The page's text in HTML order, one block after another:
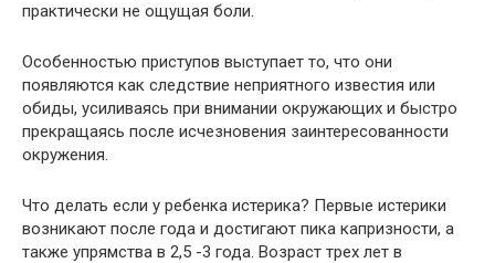
практически не ощущая боли.
Особенностью приступов выступает то, что они
появляются как следствие неприятного известия или
обиды, усиливаясь при внимании окружающих и быстро
прекращаясь после исчезновения заинтересованности
окружения.
Что делать если у ребенка истерика? Первые истерики
возникают после года и достигают пика капризности, а
также упрямства в 2,5 -3 года. Возраст трех лет в